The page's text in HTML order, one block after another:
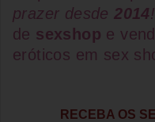
prazer desde2014!
de sexshop e
eróticos em sex
RECEBA OS